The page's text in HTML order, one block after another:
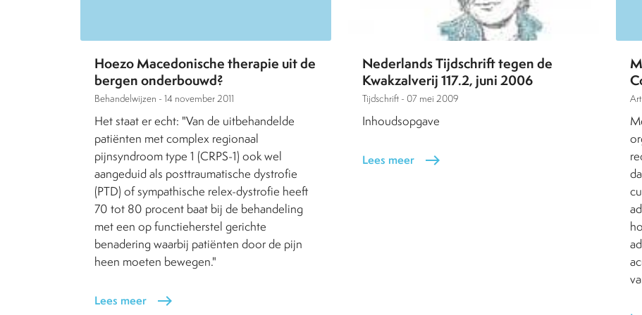
Hoezo Macedonische therapie uit de
bergen onderbouwd?
Behandelwijzen - 14 november 2011
Het staat er echt: "Van de uitbehandelde
patiënten met complex regionaal
pijnsyndroom type 1 (CRPS-1) ook wel
aangeduid als posttraumatische dystrofie
(PTD) of sympathische relex-dystrofie heeft
70 tot 80 procent baat bij de behandeling
met een op functieherstel gerichte
benadering waarbij patiënten door de pijn
heen moeten bewegen."
Lees meer east
Nederlands Tijdschrift tegen de
Kwakzalverij 117.2, juni 2006
Tijdschrift - 07 mei 2009
Inhoudsopgave
Lees meer east